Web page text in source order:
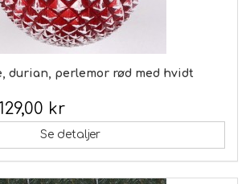
durian, perlemor rød med hvidt
129,00 kr
Se detaljer